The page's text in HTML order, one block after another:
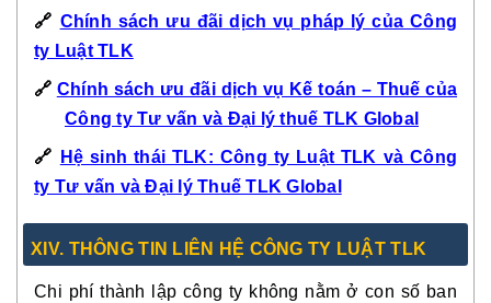
🔗 Chính sách ưu đãi dịch vụ pháp lý của Công
ty Luật TLK
🔗 Chính sách ưu đãi dịch vụ Kế toán – Thuế của
Công ty Tư vấn và Đại lý thuế TLK Global
🔗
Hệ sinh thái TLK: Công ty Luật TLK và Công
ty Tư vấn và Đại lý Thuế TLK Global
XIV. THÔNG TIN LIÊN HỆ CÔNG TY LUẬT TLK
Chi phí thành lập công ty không nằm ở con số ban